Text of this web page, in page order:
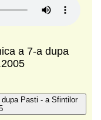
a 7-a dupa
Pasti - a Sfintilor